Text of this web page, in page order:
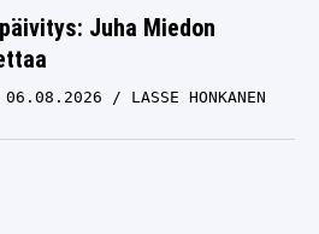
Juha Miedon
06.08.2026 LASSE HONKANEN